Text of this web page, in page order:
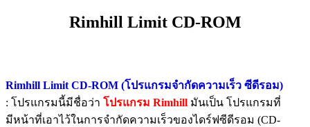
Rimhill Limit CD-ROM
Rimhill Limit CD-ROM (โปรแกรมจำกัดความเร็ว ซีดีรอม)
: โปรแกรมนี้มีชื่อว่า โปรแกรม Rimhill มันเป็น โปรแกรมที่
มีหน้าที่เอาไว้ในการจำกัดความเร็วของไดร์ฟซีดีรอม (CD-